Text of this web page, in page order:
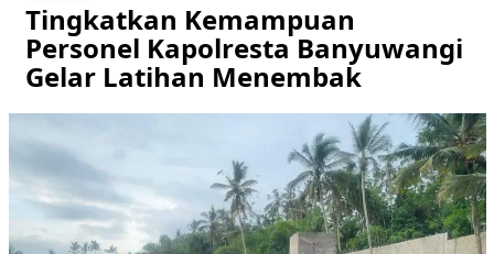
Tingkatkan Kemampuan
Personel Kapolresta Banyuwangi
Gelar Latihan Menembak